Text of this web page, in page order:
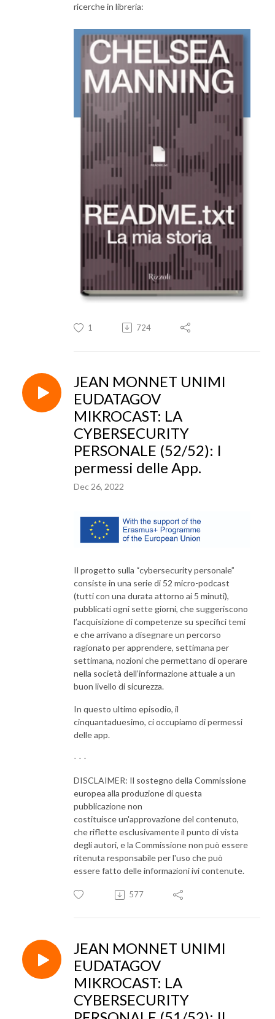
ricerche in libreria:
1 724
JEAN MONNET UNIMI
EUDATAGOV
MIKROCAST: LA
CYBERSECURITY
PERSONALE (52/52): I
permessi delle App.
Dec 26, 2022
Il progetto sulla “cybersecurity personale”
consiste in una serie di 52 micro-podcast
(tutti con una durata attorno ai 5 minuti),
pubblicati ogni sette giorni, che suggeriscono
l’acquisizione di competenze su specifici temi
e che arrivano a disegnare un percorso
ragionato per apprendere, settimana per
settimana, nozioni che permettano di operare
nella società dell’informazione attuale a un
buon livello di sicurezza.
In questo ultimo episodio, il
cinquantaduesimo, ci occupiamo di permessi
delle app.
- - -
DISCLAIMER: Il sostegno della Commissione
europea alla produzione di questa
pubblicazione non
costituisce un'approvazione del contenuto,
che riflette esclusivamente il punto di vista
degli autori, e la Commissione non può essere
ritenuta responsabile per l'uso che può
essere fatto delle informazioni ivi contenute.
577
JEAN MONNET UNIMI
EUDATAGOV
MIKROCAST: LA
CYBERSECURITY